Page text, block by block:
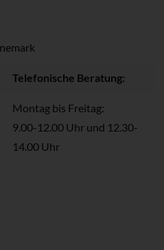
Telefonische Beratung:
Montag bis Freitag:
9.00-12.00 Uhr und 12.30-
14.00 Uhr